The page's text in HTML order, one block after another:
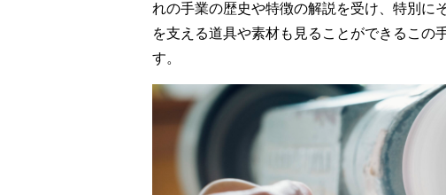
れの手業の歴史や特徴の解説を受け、特別に
を支える道具や素材も見ることができるこの
す。